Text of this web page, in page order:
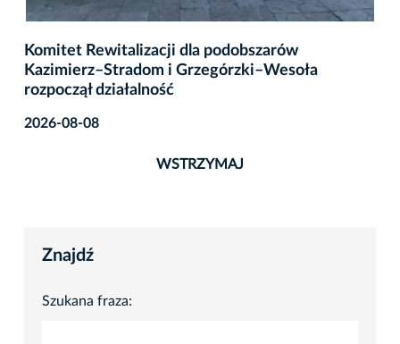
Komitet Rewitalizacji dla podobszarów
Kazimierz–Stradom i Grzegórzki–Wesoła
rozpoczął działalność
2026-08-08
WSTRZYMAJ
Znajdź
Szukana fraza: